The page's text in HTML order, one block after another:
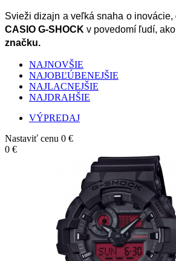
CASIO G-SHOCK v povedomí ľudí, ako
značku.
NAJNOVŠIE
NAJOBĽÚBENEJŠIE
NAJLACNEJŠIE
NAJDRAHŠIE
VÝPREDAJ
Nastaviť cenu 0 €
0 €